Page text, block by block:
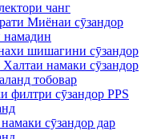
чанг
Миёнаи сӯзандор
намадин
шишагини сӯзандор
намаки сӯзандор
тобовар
филтри сӯзандор PPS
сӯзандор дар